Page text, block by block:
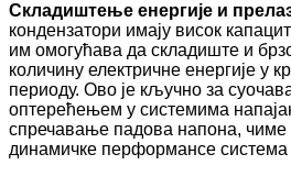
Складиштење енергије и
кондензатори имају висок
им омогућава да складиште и
количину електричне енергије у
периоду. Ово је кључно за
оптерећењем у системима
спречавање падова напона,
динамичке перформансе система